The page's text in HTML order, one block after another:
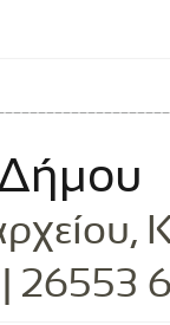
Δήμου
26553